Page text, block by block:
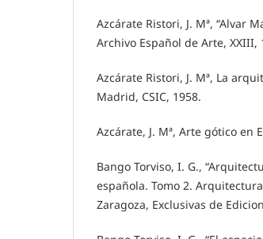
Azcárate Ristori, J. Mª, “Alvar
Archivo Español de Arte, XXIII,
Azcárate Ristori, J. Mª, La
Madrid, CSIC, 1958.
Azcárate, J. Mª, Arte gótico en
Bango Torviso, I. G.,
española. Tomo 2.
Zaragoza, Exclusivas de